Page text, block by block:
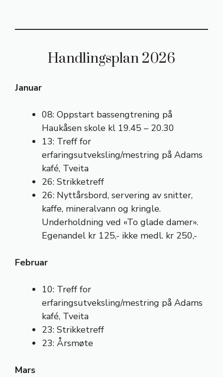
Handlingsplan 2026
Januar
08: Oppstart bassengtrening på
Haukåsen skole kl 19.45 – 20.30
13: Treff for
erfaringsutveksling/mestring på Adams
kafé, Tveita
26: Strikketreff
26: Nyttårsbord, servering av snitter,
kaffe, mineralvann og kringle.
Underholdning ved «To glade damer».
Egenandel kr 125,- ikke medl. kr 250,-
Februar
10: Treff for
erfaringsutveksling/mestring på Adams
kafé, Tveita
23: Strikketreff
23: Årsmøte
Mars